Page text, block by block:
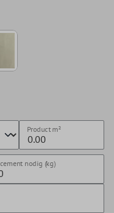
Productm²
nodig (kg)